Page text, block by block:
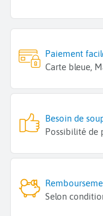
Paiement
Carte bleue,
Besoin de
Possibilité de
Selon